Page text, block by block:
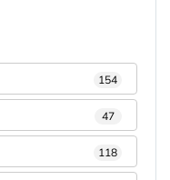
154
47
118